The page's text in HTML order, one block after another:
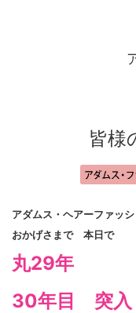
皆様
アダムス・ヘアーファッ
おかげさまで 本日で
丸29年
30年目 突入